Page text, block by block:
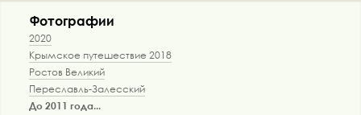
Фотографии
2020
Крымское путешествие 2018
Ростов Великий
Переславль-Залесский
До 2011 года...